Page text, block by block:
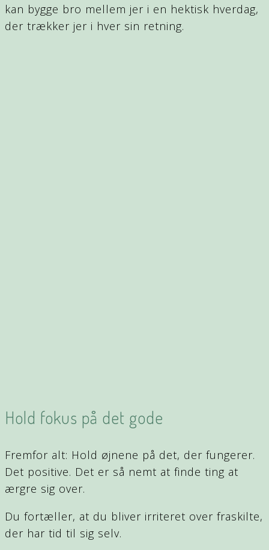
kan bygge bro mellem jer i en hektisk hverdag,
der trækker jer i hver sin retning.
Hold fokus på det gode
Fremfor alt: Hold øjnene på det, der fungerer.
Det positive. Det er så nemt at finde ting at
ærgre sig over.
Du fortæller, at du bliver irriteret over fraskilte,
der har tid til sig selv.